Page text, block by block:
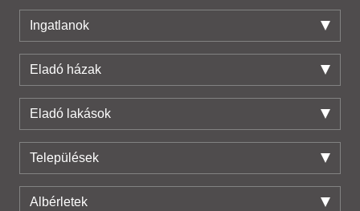
Ingatlanok
Eladó házak
Eladó lakások
Települések
Albérletek